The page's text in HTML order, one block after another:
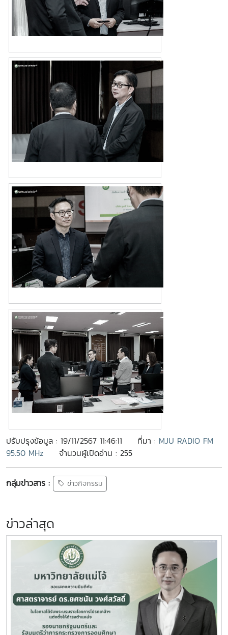
ปรับปรุงข้อมูล : 19/11/2567 11:46:11 ที่มา : MJU RADIO FM
95.50 MHz
จำนวนผู้เปิดอ่าน : 255
กลุ่มข่าวสาร : ข่าวกิจกรรม
ข่าวล่าสุด